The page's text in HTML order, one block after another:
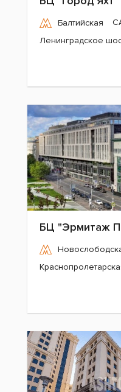
Балтийская
Ленинградское
БЦ "Эрмитаж